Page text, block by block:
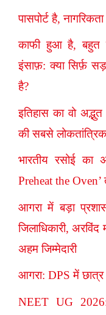
पासपोर्ट है,
काफी हुआ है, बहुत
इंसाफ़: क्या सिर्फ़
है?
इतिहास का वो
की सबसे
भारतीय रसोई
Preheat the
आगरा में बड़ा
जिलाधिकारी, अरविंद
अहम जिम्मेदारी
आगरा: DPS में छात्र
NEET UG